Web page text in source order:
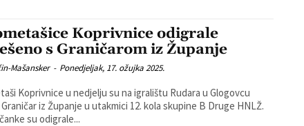
Koprivnice odigrale
s Graničarom iz Županje
Mašansker - Ponedjeljak, 17. ožujka 2025.
Koprivnice u nedjelju su na igralištu Rudara u Glogovcu
iz Županje u utakmici 12. kola skupine B Druge HNLŽ.
su odigrale...